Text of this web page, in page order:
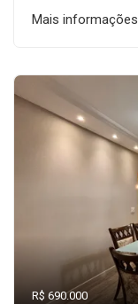
Mais informações
R$ 690.000